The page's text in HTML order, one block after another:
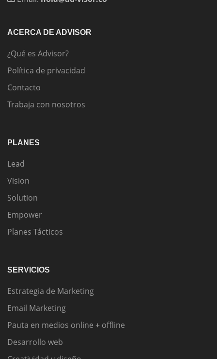
ACERCA DE ADVISOR
¿Qué es Advisor?
Política de privacidad
Contacto
Trabaja con nosotros
PLANES
Lead
Vision
Solution
Empower
Planes Tácticos
SERVICIOS
Estrategia de Marketing
Email Marketing
Pauta en medios online + offline
Desarrollo web